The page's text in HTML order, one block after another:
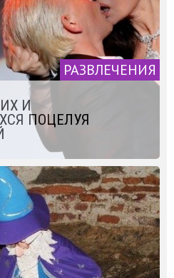
РАЗВЛЕЧЕНИЯ
И
ПОЦЕЛУЯ